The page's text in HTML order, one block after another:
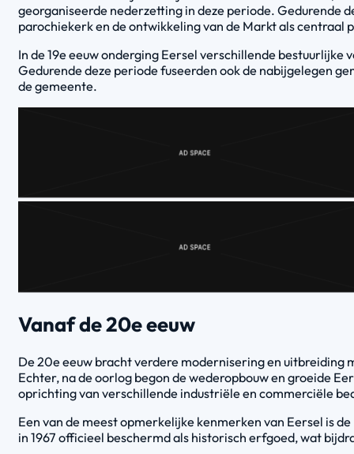
georganiseerde nederzetting in deze periode. Gedurende
parochiekerk en de ontwikkeling van de Markt als centraal
In de 19e eeuw onderging Eersel verschillende
Gedurende deze periode fuseerden ook de nabijgelegen
de gemeente.
Vanaf de 20e eeuw
De 20e eeuw bracht verdere modernisering en uitbreiding
Echter, na de oorlog begon de wederopbouw en groeide
oprichting van verschillende industriële en commerciële
Een van de meest opmerkelijke kenmerken van Eersel is
in 1967 officieel beschermd als historisch erfgoed, wat